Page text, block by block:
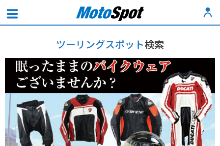
ツーリングスポット検索